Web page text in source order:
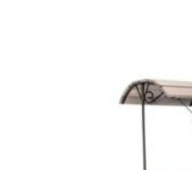
10,00€